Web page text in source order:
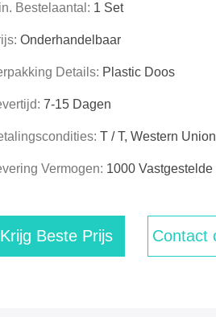
Bestelaantal: 1 Set
Onderhandelbaar
Details: Plastic Doos
7-15 Dagen
T / T, Western
Vermogen: 1000 Vastgestelde
Krijg Beste Prijs Contact